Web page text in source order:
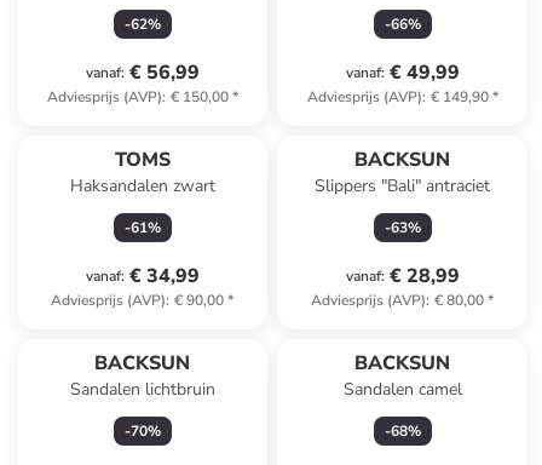
-62%
vanaf: € 56,99
Adviesprijs (AVP): € 150,00*
kaki
-66%
vanaf: € 49,99
Adviesprijs (AVP): € 149,90*
TOMS
Haksandalen zwart
-61%
vanaf: € 34,99
Adviesprijs (AVP): € 90,00*
BACKSUN
Slippers "Bali" antraciet
-63%
vanaf: € 28,99
Adviesprijs (AVP): € 80,00*
BACKSUN
Sandalen lichtbruin
-70%
BACKSUN
Sandalen camel
-68%